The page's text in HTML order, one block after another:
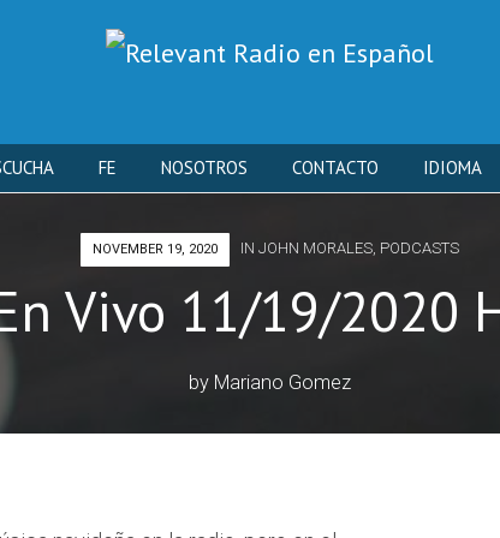
Skip
content
FE NOSOTROS CONTACTO IDIOMA
NOVEMBER 19, 2020 IN JOHN MORALES, PODCASTS
Vivo 11/19/2020
by Mariano Gomez